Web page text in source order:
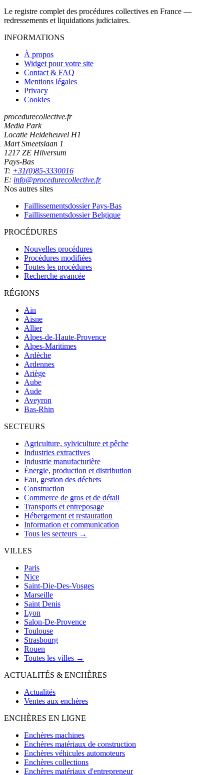
Le registre complet des procédures collectives en France —
redressements et liquidations judiciaires.
INFORMATIONS
À propos
Widget pour votre site
Contact & FAQ
Mentions légales
Privacy
Cookies
procedurecollective.fr
Media Park
Locatie Heideheuvel H1
Mart Smeetslaan 1
1217 ZE Hilversum
Pays-Bas
T: +31(0)85-3330016
E: info@procedurecollective.fr
Nos autres sites
Faillissementsdossier Pays-Bas
Faillissementsdossier Belgique
PROCÉDURES
Nouvelles procédures
Procédures modifiées
Toutes les procédures
Recherche avancée
RÉGIONS
Ain
Aisne
Allier
Alpes-de-Haute-Provence
Alpes-Maritimes
Ardèche
Ardennes
Ariège
Aube
Aude
Aveyron
Bas-Rhin
SECTEURS
Agriculture, sylviculture et pêche
Industries extractives
Industrie manufacturière
Énergie, production et distribution
Eau, gestion des déchets
Construction
Commerce de gros et de détail
Transports et entreposage
Hébergement et restauration
Information et communication
Tous les secteurs →
VILLES
Paris
Nice
Saint-Die-Des-Vosges
Marseille
Saint Denis
Lyon
Salon-De-Provence
Toulouse
Strasbourg
Rouen
Toutes les villes →
ACTUALITÉS & ENCHÈRES
Actualités
Ventes aux enchères
ENCHÈRES EN LIGNE
Enchères machines
Enchères matériaux de construction
Enchères véhicules automoteurs
Enchères collections
Enchères matériaux d'entrepreneur